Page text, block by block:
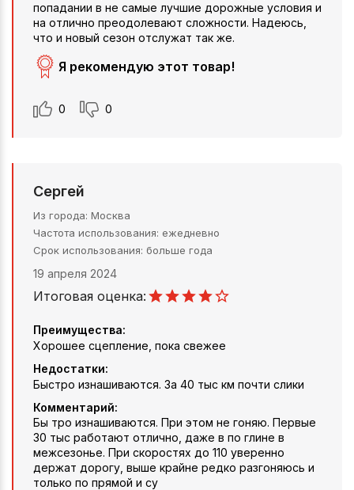
попадании в не самые лучшие дорожные условия и
на отлично преодолевают сложности. Надеюсь,
что и новый сезон отслужат так же.
Я рекомендую этот товар!
0 0
Сергей
Из города Москва
Частота использования ежедневно
Срок использования больше года
19 апреля 2024
Итоговая оценка:
Преимущества:
Хорошее сцепление, пока свежее
Недостатки:
Быстро изнашиваются. За 40 тыс км почти слики
Комментарий:
Бы тро изнашиваются. При этом не гоняю. Первые
30 тыс работают отлично, даже в по глине в
межсезонье. При скоростях до 110 уверенно
держат дорогу, выше крайне редко разгоняюсь и
только по прямой и су